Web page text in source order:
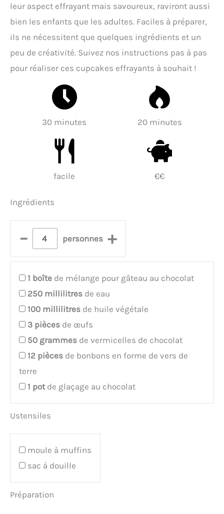
leur aspect effrayant mais savoureux, raviront aussi
bien les enfants que les adultes. Faciles à préparer,
ils ne nécessitent que quelques ingrédients et un
peu de créativité. Suivez nos instructions pas à pas
pour réaliser ces cupcakes effrayants à souhait !
30 minutes 20 minutes
facile €€
Ingrédients
– personnes +
1 boîte de mélange pour gâteau au chocolat
250 millilitres de eau
100 millilitres de huile végétale
3 pièces de œufs
50 grammes de vermicelles de chocolat
12 pièces de bonbons en forme de vers de
terre
1 potde glaçage au chocolat
Ustensiles
moule à muffins
sac à douille
Préparation